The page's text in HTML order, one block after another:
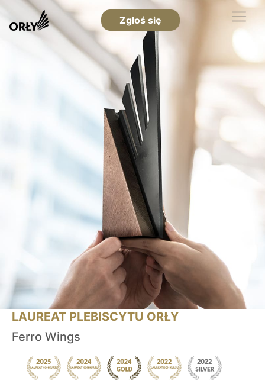
Zgłoś się
LAUREAT PLEBISCYTU ORŁY
Ferro Wings